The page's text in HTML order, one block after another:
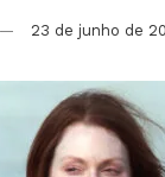
23 de junho de